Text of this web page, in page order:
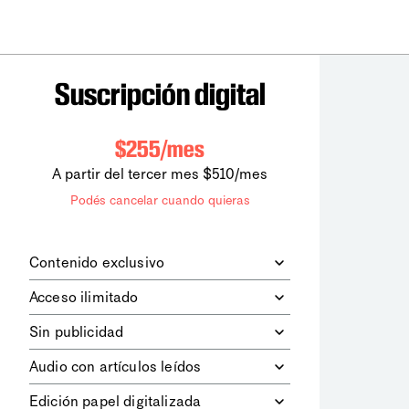
Suscripción digital
$255/mes
A partir del tercer mes $510/mes
Podés cancelar cuando quieras
Contenido exclusivo
digitales dela diaria
los contenidos de Le Monde
diplomatique.
Acceso ilimitado
contenidos.
Sin publicidad
publicitarios.
Audio con artículos leídos
Edición papel digitalizada